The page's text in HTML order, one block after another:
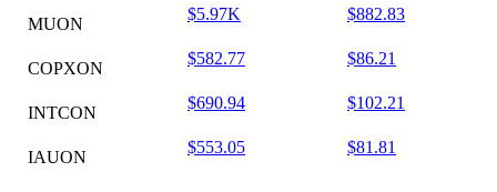
MUON
$5.97K $882.83
COPXON
$582.77 $86.21
INTCON
$690.94 $102.21
IAUON
$553.05 $81.81